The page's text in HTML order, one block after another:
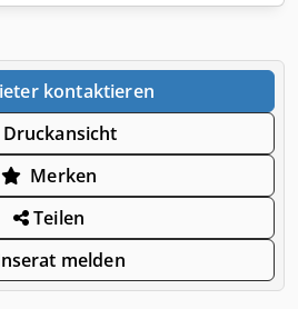
kontaktieren
Druckansicht
Merken
Teilen
melden